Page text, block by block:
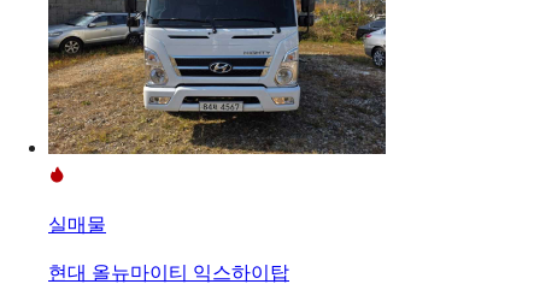
실매물
현대 올뉴마이티 익스하이탑